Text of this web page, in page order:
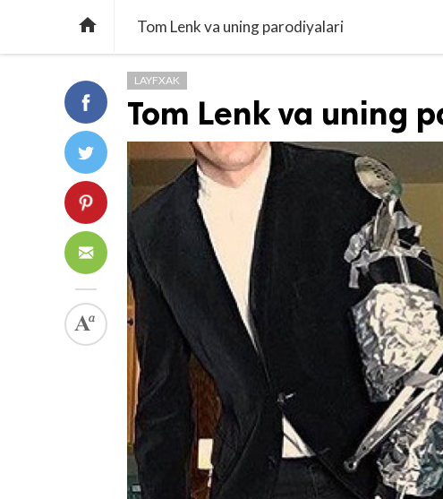
 Tom Lenk va uning parodiyalari
LAYFXAK
Tom Lenk va uning